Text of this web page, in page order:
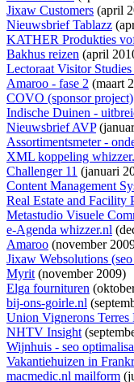
Jixaw Customers (april
Nieuwsbrief Tablazz
KATHER Produkties
Bakhus reizen (april
Lectoraat Visitor Studies
Amaroo - fase 2 (maart
COVO (sponsor project)
Indische Duinen -
Nieuwsbrief AVP
Assortimentsmeter -
XML koppeling
Challenger 11 (januari
Content Management
Real Estate and Facility
Metastudio Visuele
e-Agenda whizzer.nl
Amaroo (november
Jixaw Websolutions
Myrit(november 2009)
Elga fournituren
bij-ons-goirle.nl
Union Vignerons Terres
NHTV Insight
Wijnhuis - seo
Vakantiehuizen in
macmedic.nl mailform